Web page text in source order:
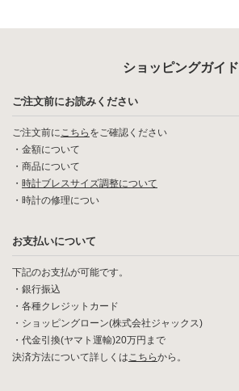
ショッピングガイド
ご注文前にお読みください
ご注文前にこちら をご確認ください
・ 金額について
・ 商品について
・ 時計ブレスサイズ調整について
・ 時計の修理につい
お支払いについて
下記のお支払が可能です。
・銀行振込
・各種クレジットカード
・ショッピングローン(株式会社ジャックス)
・代金引換(ヤマト運輸)20万円まで
決済方法について詳しくはこちらから。